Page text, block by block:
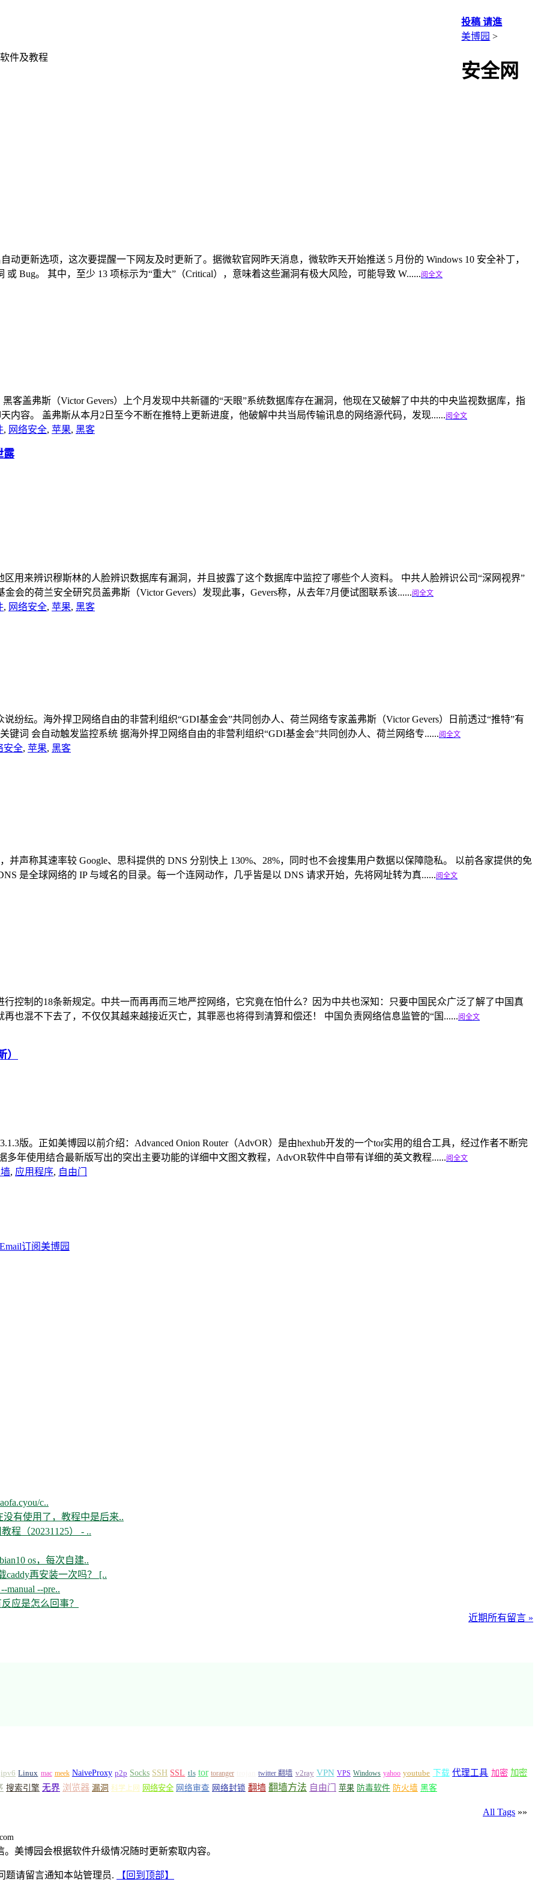
件及教程
投稿 请進
美博园 >
安全网
动更新选项，这次要提醒一下网友及时更新了。据微软官网昨天消息，微软昨天开始推送 5 月份的 Windows 10 安全补丁，
Bug。 其中，至少 13 项标示为“重大”（Critical），意味着这些漏洞有极大风险，可能导致 W......阅全文
客盖弗斯（Victor Gevers）上个月发现中共新疆的“天眼”系统数据库存在漏洞，他现在又破解了中共的中央监视数据库，指
内容。 盖弗斯从本月2日至今不断在推特上更新进度，他破解中共当局传输讯息的网络源代码，发现......阅全文
, 网络安全, 苹果, 黑客
露
用来辨识穆斯林的人脸辨识数据库有漏洞，并且披露了这个数据库中监控了哪些个人资料。 中共人脸辨识公司“深网视界”
会的荷兰安全研究员盖弗斯（Victor Gevers）发现此事，Gevers称，从去年7月便试图联系该......阅全文
, 网络安全, 苹果, 黑客
纷纭。海外捍卫网络自由的非营利组织“GDI基金会”共同创办人、荷兰网络专家盖弗斯（Victor Gevers）日前透过“推特”有
词 会自动触发监控系统 据海外捍卫网络自由的非营利组织“GDI基金会”共同创办人、荷兰网络专......阅全文
安全, 苹果, 黑客
并声称其速率较 Google、思科提供的 DNS 分别快上 130%、28%，同时也不会搜集用户数据以保障隐私。 以前各家提供的免
是全球网络的 IP 与域名的目录。每一个连网动作，几乎皆是以 DNS 请求开始，先将网址转为真......阅全文
控制的18条新规定。中共一而再再而三地严控网络，它究竟在怕什么？因为中共也深知：只要中国民众广泛了解了中国真
也混不下去了，不仅仅其越来越接近灭亡，其罪恶也将得到清算和偿还！ 中国负责网络信息监管的“国......阅全文
版。正如美博园以前介绍：Advanced Onion Router（AdvOR）是由hexhub开发的一个tor实用的组合工具，经过作者不断完
年使用结合最新版写出的突出主要功能的详细中文图文教程，AdvOR软件中自带有详细的英文教程......阅全文
, 应用程序, 自由门
c..
有使用了，教程中是后来..
程（20231125） - ..
os，每次自建..
再安装一次吗？ [..
manual --pre..
应是怎么回事？
近期所有留言 »
ipv6 Linux mac meek NaiveProxy p2p Socks SSH SSL tls tor toranger twitter 翻墙 v2ray VPN VPS Windows yahoo youtube 下载 代理工具 加密 加密
搜索引擎 无界 浏览器 漏洞 科学上网 网络安全 网络审查 网络封锁 翻墙 翻墙方法 自由门 苹果 防毒软件 防火墙 黑客
All Tags »»
美博园会根据软件升级情况随时更新索取内容。
题请留言通知本站管理员. 【回到顶部】